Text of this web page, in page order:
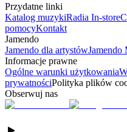
Przydatne linki
Katalog muzykiRadia In-store
pomocyKontakt
Jamendo
Jamendo dla artystówJamendo
Informacje prawne
Ogólne warunki użytkowania
prywatnościPolityka plików
Obserwuj nas